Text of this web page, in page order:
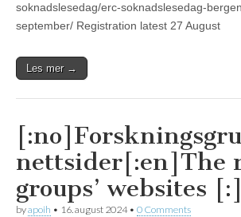
soknadslesedag/erc-soknadslesedag-
september/ Registration latest 27 August
Les mer →
nettsider[:en]The
groups’ websites [:]
byapoih • 16. august 2024• 0 Comments